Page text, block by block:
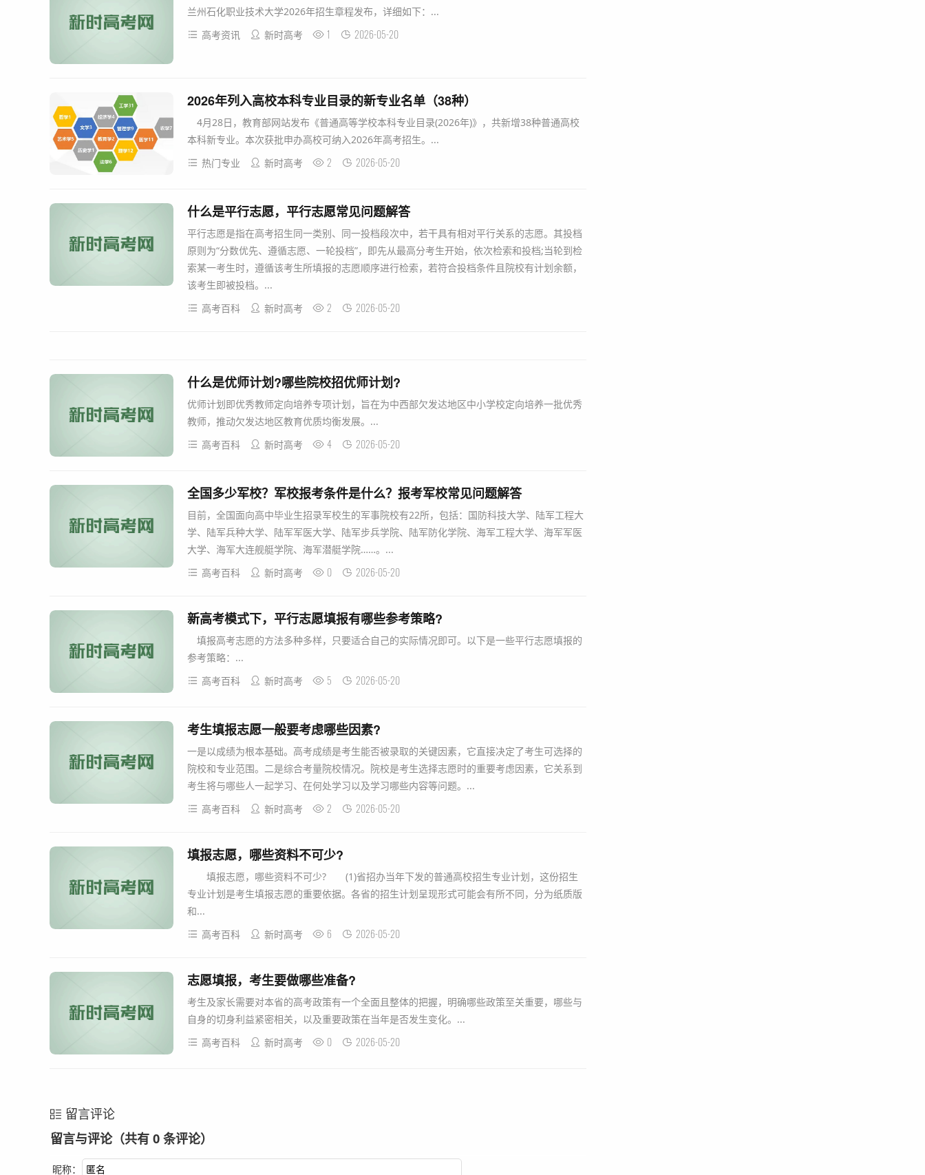
兰州石化职业技术大学2026年招生章程发布，详细如下：...
高考资讯
新时高考 1 2026-05-20
2026年列入高校本科专业目录的新专业名单（38种）
4月28日，教育部网站发布《普通高等学校本科专业目录(2026年)》，共新增38种普通高校
本科新专业。本次获批申办高校可纳入2026年高考招生。...
热门专业
新时高考 2 2026-05-20
什么是平行志愿，平行志愿常见问题解答
平行志愿是指在高考招生同一类别、同一投档段次中，若干具有相对平行关系的志愿。其投档
原则为“分数优先、遵循志愿、一轮投档”，即先从最高分考生开始，依次检索和投档;当轮到检
索某一考生时，遵循该考生所填报的志愿顺序进行检索，若符合投档条件且院校有计划余额，
该考生即被投档。...
高考百科
新时高考 2 2026-05-20
什么是优师计划?哪些院校招优师计划?
优师计划即优秀教师定向培养专项计划，旨在为中西部欠发达地区中小学校定向培养一批优秀
教师，推动欠发达地区教育优质均衡发展。...
高考百科
新时高考 4 2026-05-20
全国多少军校？军校报考条件是什么？报考军校常见问题解答
目前，全国面向高中毕业生招录军校生的军事院校有22所，包括：国防科技大学、陆军工程大
学、陆军兵种大学、陆军军医大学、陆军步兵学院、陆军防化学院、海军工程大学、海军军医
大学、海军大连舰艇学院、海军潜艇学院……。...
高考百科
新时高考 0 2026-05-20
新高考模式下，平行志愿填报有哪些参考策略?
填报高考志愿的方法多种多样，只要适合自己的实际情况即可。以下是一些平行志愿填报的
参考策略：...
高考百科
新时高考 5 2026-05-20
考生填报志愿一般要考虑哪些因素?
一是以成绩为根本基础。高考成绩是考生能否被录取的关键因素，它直接决定了考生可选择的
院校和专业范围。二是综合考量院校情况。院校是考生选择志愿时的重要考虑因素，它关系到
考生将与哪些人一起学习、在何处学习以及学习哪些内容等问题。...
高考百科
新时高考 2 2026-05-20
填报志愿，哪些资料不可少?
填报志愿，哪些资料不可少? (1)省招办当年下发的普通高校招生专业计划，这份招生
专业计划是考生填报志愿的重要依据。各省的招生计划呈现形式可能会有所不同，分为纸质版
和...
高考百科
新时高考 6 2026-05-20
志愿填报，考生要做哪些准备?
考生及家长需要对本省的高考政策有一个全面且整体的把握，明确哪些政策至关重要，哪些与
自身的切身利益紧密相关，以及重要政策在当年是否发生变化。...
高考百科
新时高考 0 2026-05-20
留言评论
留言与评论（共有 0 条评论）
昵称：